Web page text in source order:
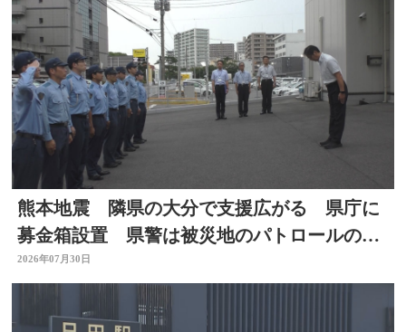
熊本地震 隣県の大分で支援広がる 県庁に
募金箱設置 県警は被災地のパトロールのた
め部隊を派遣
2026年07月30日